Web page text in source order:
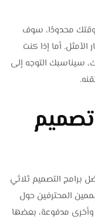
محدودًا، سوف
الأمثل. أما إذا كنت
سيناسبك التوجه إلى
التصميم ثلاثي
المحترفين حول
وأخرى مدفوعة، بعضها